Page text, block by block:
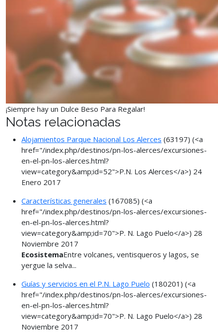
¡Siempre hay un Dulce Beso Para Regalar!
Notas relacionadas
Alojamientos Parque Nacional Los Alerces (63197) (<a
href="/index.php/destinos/pn-los-alerces/excursiones-
en-el-pn-los-alerces.html?
view=category&amp;id=52">P.N. Los Alerces</a>) 24
Enero 2017
Características generales (167085) (<a
href="/index.php/destinos/pn-los-alerces/excursiones-
en-el-pn-los-alerces.html?
view=category&amp;id=70">P. N. Lago Puelo</a>) 28
Noviembre 2017
EcosistemaEntre volcanes, ventisqueros y lagos, se
yergue la selva...
Guías y servicios en el P.N. Lago Puelo (180201) (<a
href="/index.php/destinos/pn-los-alerces/excursiones-
en-el-pn-los-alerces.html?
view=category&amp;id=70">P. N. Lago Puelo</a>) 28
Noviembre 2017